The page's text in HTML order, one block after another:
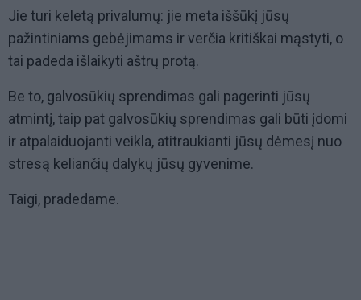
Jie turi keletą privalumų: jie meta iššūkį jūsų
pažintiniams gebėjimams ir verčia kritiškai mąstyti, o
tai padeda išlaikyti aštrų protą.
Be to, galvosūkių sprendimas gali pagerinti jūsų
atmintį, taip pat galvosūkių sprendimas gali būti įdomi
ir atpalaiduojanti veikla, atitraukianti jūsų dėmesį nuo
stresą keliančių dalykų jūsų gyvenime.
Taigi, pradedame.